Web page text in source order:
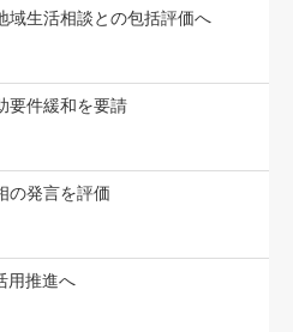
生活相談との包括評価へ
要件緩和を要請
の発言を評価
用推進へ